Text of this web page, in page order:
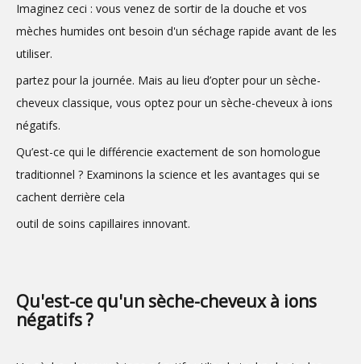
Imaginez ceci : vous venez de sortir de la douche et vos
mèches humides ont besoin d'un séchage rapide avant de les
utiliser.
partez pour la journée. Mais au lieu d’opter pour un sèche-
cheveux classique, vous optez pour un sèche-cheveux à ions
négatifs.
Qu’est-ce qui le différencie exactement de son homologue
traditionnel ? Examinons la science et les avantages qui se
cachent derrière cela
outil de soins capillaires innovant.
Qu'est-ce qu'un sèche-cheveux à ions
négatifs ?